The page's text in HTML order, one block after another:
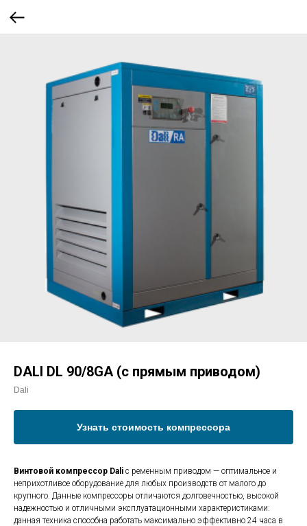
DALI DL 90/8GA (с прямым приводом)
Dali
Узнать стоимость компрессора
Винтовой компрессор Dali с ременным приводом — оптимальное и
неприхотливое оборудование для любых производств от малого до
крупного. Данные компрессоры отличаются долговечностью, высокой
надежностью и отличными эксплуатационными характеристиками:
данная техника способна работать максимально эффективно 24 часа в